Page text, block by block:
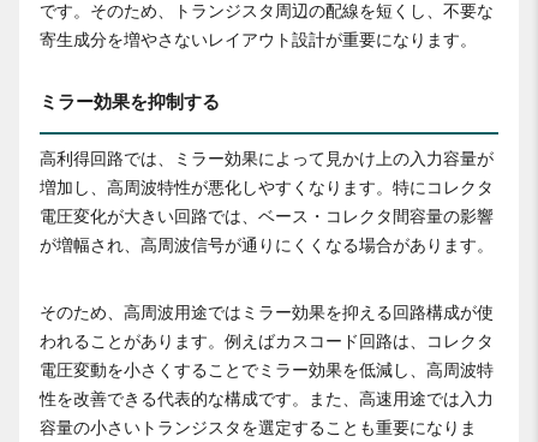
です。そのため、トランジスタ周辺の配線を短くし、不要な
寄生成分を増やさないレイアウト設計が重要になります。
ミラー効果を抑制する
高利得回路では、ミラー効果によって見かけ上の入力容量が
増加し、高周波特性が悪化しやすくなります。特にコレクタ
電圧変化が大きい回路では、ベース・コレクタ間容量の影響
が増幅され、高周波信号が通りにくくなる場合があります。
そのため、高周波用途ではミラー効果を抑える回路構成が使
われることがあります。例えばカスコード回路は、コレクタ
電圧変動を小さくすることでミラー効果を低減し、高周波特
性を改善できる代表的な構成です。また、高速用途では入力
容量の小さいトランジスタを選定することも重要になりま